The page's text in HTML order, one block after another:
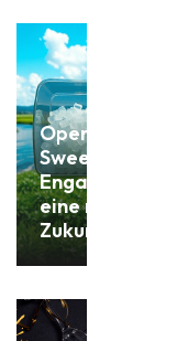
Operation Clean
Sweep:
Engagement für
eine nachhaltige
Zukunft